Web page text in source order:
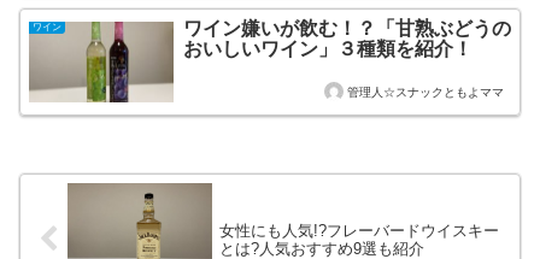
ワイン
ワイン嫌いが飲む！？「甘熟ぶどうの
おいしいワイン」３種類を紹介！
管理人☆スナックともよママ
女性にも人気!?フレーバードウイスキー
とは?人気おすすめ9選も紹介